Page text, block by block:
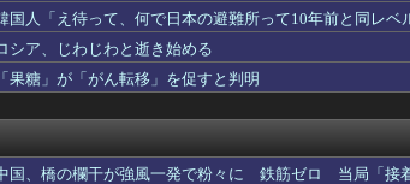
魔の塔の高速周回PT募集、侍の「ぜになげ」要求ばかり
マメちんの時期か
ん「日本の復興は…中国の温情のおかげだ！」 ← 突っ込
後初のユニホームでブルペン入り １４０キロ台後半をマ
トならどっちが強いんや？
るんだけど嫁の求める家事レベルが高すぎる。スマホを
国人「え待って、何で日本の避難所って10年前と同レベ
シア、じわじわと逝き始める
果糖」が「がん転移」を促すと判明
国、橋の欄干が強風一発で粉々に 鉄筋ゼロ 当局「接